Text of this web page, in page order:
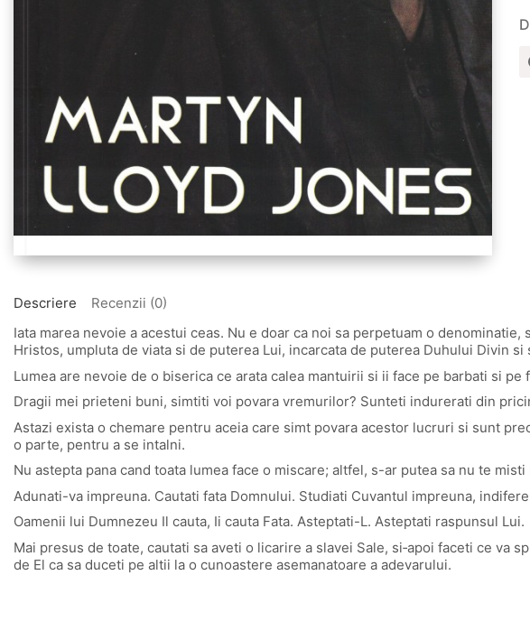
Descriere
Recenzii (0)
Iata marea nevoie a acestui ceas. Nu e doar ca noi sa perpetuam o
Hristos, umpluta de viata si de puterea Lui, incarcata de puterea Duhului Divin
Lumea are nevoie de o biserica ce arata calea mantuirii si ii face pe barbati si
Dragii mei prieteni buni, simtiti voi povara vremurilor? Sunteti indurerati din
Astazi exista o chemare pentru aceia care simt povara acestor lucruri si sunt
o parte, pentru a se intalni.
Nu astepta pana cand toata lumea face o miscare; altfel, s-ar putea sa nu te misti
Adunati-va impreuna. Cautati fata Domnului. Studiati Cuvantul impreuna,
Oamenii lui Dumnezeu Il cauta, Ii cauta Fata. Asteptati-L. Asteptati raspunsul Lui.
Mai presus de toate, cautati sa aveti o licarire a slavei Sale, si‑apoi faceti ce va
de El ca sa duceti pe altii la o cunoastere asemanatoare a adevarului.